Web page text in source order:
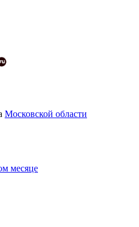
Московской области
месяце